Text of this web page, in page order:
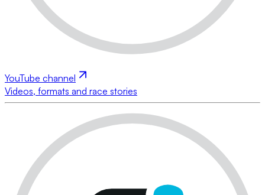
YouTube channel
Videos, formats and race stories